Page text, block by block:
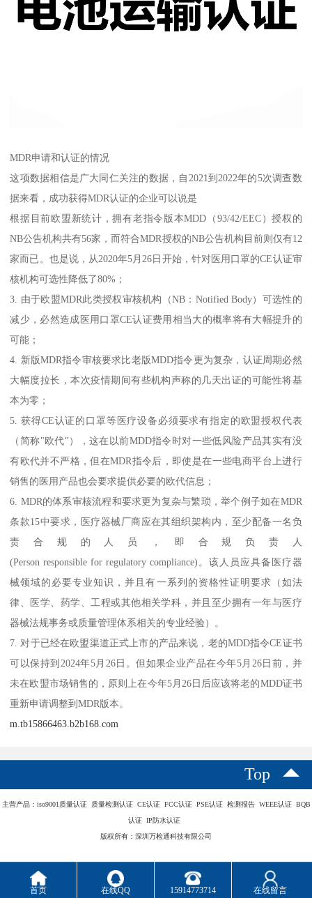
MDR申请和认证的情况
这项数据相信是广大同仁关注的数据，自2021到2022年的5次调查数
据来看，成功获得MDR认证的企业可以说是
根据目前欧盟新统计，拥有老指令版本MDD（93/42/EEC）授权的
NB公告机构共有56家，而符合MDR授权的NB公告机构目前则仅有12
家而已。也是说，从2020年5月26日开始，针对医用口罩的CE认证审
核机构可选性降低了80%；
3. 由于欧盟MDR此类授权审核机构（NB：Notified Body）可选性的
减少，必然造成医用口罩CE认证费用相当大的概率将有大幅提升的
可能；
4. 新版MDR指令审核要求比老版MDD指令更为复杂，认证周期必然
大幅度拉长，本次疫情期间有些机构声称的几天出证的可能性将基
本为零；
5. 获得CE认证的口罩等医疗设备必须要求有指定的欧盟授权代表
（简称"欧代"），这在以前MDD指令时对一些低风险产品其实有没
有欧代并不严格，但在MDR指令后，即使是在一些电商平台上进行
销售的医用产品也会要求提供必要的欧代信息；
6. MDR的体系审核流程和要求更为复杂与繁琐，举个例子如在MDR
条款15中要求，医疗器械厂商应在其组织架构内，至少配备一名负
责合规的人员，即合规负责人
(Person responsible for regulatory compliance)。该人员应具备医疗器
械领域的必要专业知识，并且有一系列的资格性证明要求（如法
律、医学、药学、工程或其他相关学科，并且至少拥有一年与医疗
器械法规事务或质量管理体系相关的专业经验）。
7. 对于已经在欧盟渠道正式上市的产品来说，老的MDD指令CE证书
可以保持到2024年5月26日。但如果企业产品在今年5月26日前，并
未在欧盟市场销售的，原则上在今年5月26日后应该将老的MDD证书
重新申请调整到MDR版本。
m.tb15866463.b2b168.com
Top
主营产品：iso9001质量认证 质量检测认证 CE认证 FCC认证 PSE认证 检测报告 WEEE认证 BQB
认证 IP防水认证
版权所有：深圳万检通科技有限公司
首页 在线QQ 15914773714 在线留言